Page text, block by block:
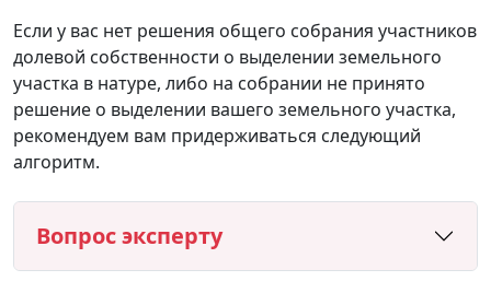
Если у вас нет решения общего собрания участников
долевой собственности о выделении земельного
участка в натуре, либо на собрании не принято
решение о выделении вашего земельного участка,
рекомендуем вам придерживаться следующий
алгоритм.
Вопрос эксперту